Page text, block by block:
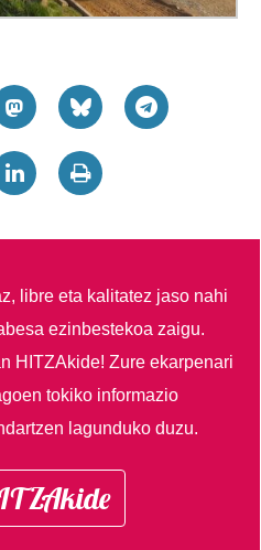
libre eta kalitatez jaso nahi
ezinbestekoa zaigu.
HITZAkide!Zure ekarpenari
tokiko informazio
lagunduko duzu.